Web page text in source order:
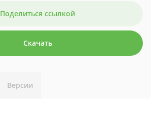
Поделиться ссылкой
Скачать
Версии